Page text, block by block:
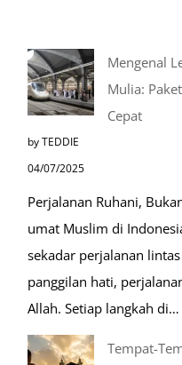
Mengenal
Mulia:
Cepat
by TEDDIE
04/07/2025
Perjalanan Ruhani,
umat Muslim di
sekadar perjalanan
panggilan hati,
Allah. Setiap langkah di…
Tempat-